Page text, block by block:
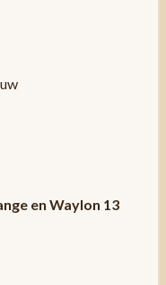
en Waylon 13